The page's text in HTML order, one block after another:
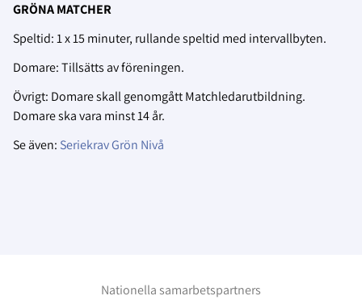
GRÖNA MATCHER
Speltid: 1 x 15 minuter, rullande speltid med intervallbyten.
Domare: Tillsätts av föreningen.
Övrigt: Domare skall genomgått Matchledarutbildning.
Domare ska vara minst 14 år.
Se även: Seriekrav Grön Nivå
Nationella samarbetspartners